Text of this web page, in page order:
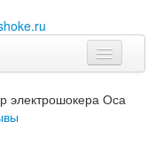
электрошокера Оса